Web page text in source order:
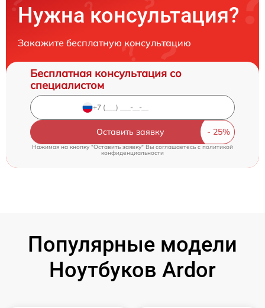
Нужна консультация?
Закажите бесплатную консультацию
Бесплатная консультация со
специалистом
Оставить заявку
Нажимая на кнопку "Оставить заявку" Вы соглашаетесь cполитикой
конфиденциальности
Популярные модели
Ноутбуков Ardor